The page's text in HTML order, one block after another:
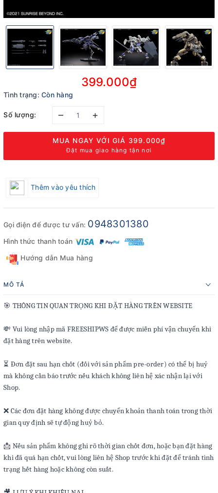
399.000₫
Tình trạng: Còn hàng
Số lượng: – +
MUA NGAY VỚI GIÁ 399.000₫
Đặt mua giao hàng tận nơi
Thêm vào yêu thích
Gọi điện để được tư vấn: 0948301380
Hình thức thanh toán
Hướng dẫn Mua hàng
MÔ TẢ
🎯 THÔNG TIN QUAN TRỌNG KHI ĐẶT HÀNG TRÊN WEBSITE
💸 Vui lòng nhập mã FREESHIPWS để được miễn phí vận chuyển khi
đặt hàng trên website.
⏳ Đơn đặt sau hạn chốt (đối với sản phẩm pre-order) có thể bị huỷ
mà không cần báo trước nếu khách không liên hệ xác nhận lại với
Shop.
❌ Các đơn đặt hàng không được chuyển khoản thanh toán trong thời
gian quy định sẽ tự động huỷ bỏ.
📩 Nếu sản phẩm không ghi rõ thời gian chốt đơn, hoặc bạn đặt hàng
khi đã quá hạn chốt, vui lòng liên hệ Shop trước khi đặt để tránh tình
trạng hết hàng hoặc không còn suất.